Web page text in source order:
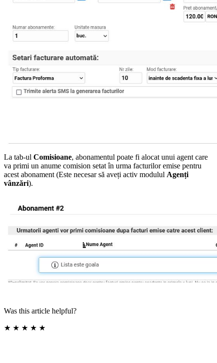
La tab-ul Comisioane, abonamentul poate fi alocat unui agent care
va primi un anume comision setat în urma facturilor emise pentru
acest abonament (Este necesar să aveți activ modulul Agenți
vânzări).
Was this article helpful?
★ ★ ★ ★ ★